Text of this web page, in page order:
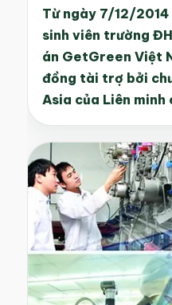
Từ ngày 7/12/
sinh viên trường
án GetGreen Việt
đồng tài trợ bởi
Asia của Liên minh